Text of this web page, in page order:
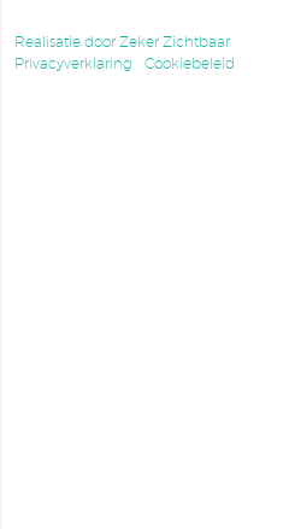
Realisatie door Zeker Zichtbaar
Privacyverklaring
Cookiebeleid